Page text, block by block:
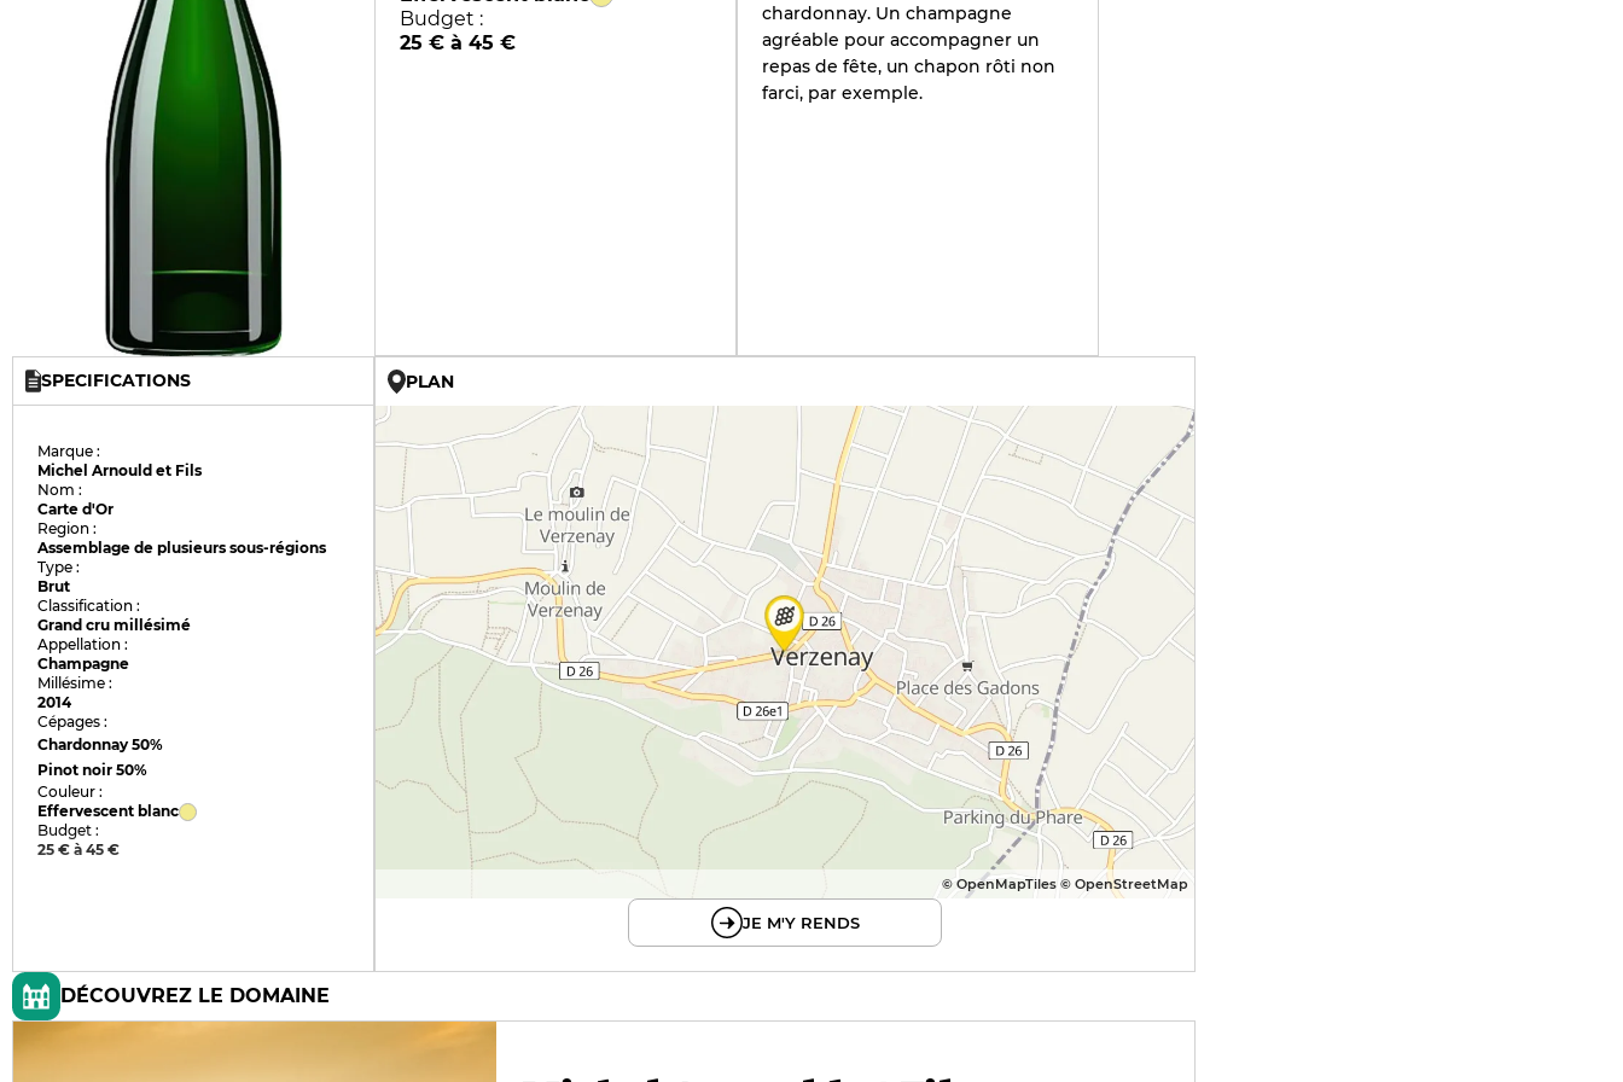
Budget :
25 € à 45 €
chardonnay. Un champagne
agréable pour accompagner un
repas de fête, un chapon rôti non
farci, par exemple.
SPECIFICATIONS
Marque :
Michel Arnould et Fils
Nom :
Carte d'Or
Region :
Assemblage de plusieurs sous-régions
Type :
Brut
Classification :
Grand cru millésimé
Appellation :
Champagne
Millésime :
2014
Cépages :
Chardonnay50%
Pinot noir50%
Couleur :
Effervescent blanc
Budget :
25 € à 45 €
PLAN
© OpenMapTiles © OpenStreetMap
JE M'Y RENDS
DÉCOUVREZ LE DOMAINE